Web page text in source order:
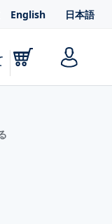
English 日本語